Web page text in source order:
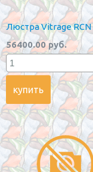
Люстра Vitrage RCN
56400.00 руб.